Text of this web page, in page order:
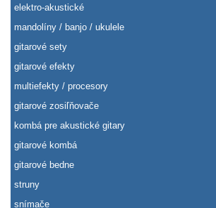
elektro-akustické
mandolíny / banjo / ukulele
gitarové sety
gitarové efekty
multiefekty / procesory
gitarové zosiľňovače
kombá pre akustické gitary
gitarové kombá
gitarové bedne
struny
snímače